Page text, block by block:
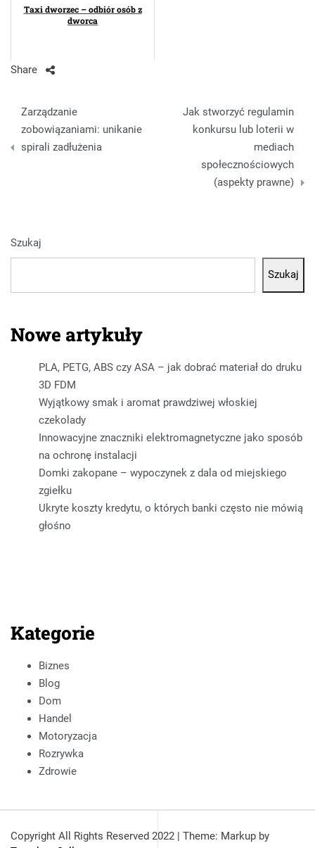
Taxi dworzec – odbiór osób z
dworca
Share
Nawigacja
wpisu
Zarządzanie
zobowiązaniami: unikanie
spirali zadłużenia
Jak stworzyć regulamin
konkursu lub loterii w
mediach
społecznościowych
(aspekty prawne)
Szukaj
Szukaj
Nowe artykuły
PLA, PETG, ABS czy ASA – jak dobrać materiał do druku
3D FDM
Wyjątkowy smak i aromat prawdziwej włoskiej
czekolady
Innowacyjne znaczniki elektromagnetyczne jako sposób
na ochronę instalacji
Domki zakopane – wypoczynek z dala od miejskiego
zgiełku
Ukryte koszty kredytu, o których banki często nie mówią
głośno
Kategorie
Biznes
Blog
Dom
Handel
Motoryzacja
Rozrywka
Zdrowie
Copyright All Rights Reserved 2022 | Theme: Markup by